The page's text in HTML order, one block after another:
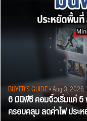
BUYER'S GUIDE• Aug 3, 2026
6 มินิพีซี คอมจิ๋วเริ่มแค่
ครอบคลุม ลดค่าไฟ ประ